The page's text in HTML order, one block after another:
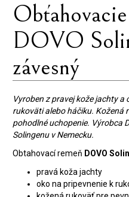
DOVO
závesný
Vyroben z pravej kože jachty a
rukoväti alebo háčiku. Kožená
pohodlné uchopenie. Výrobca
Solingenu v Nemecku.
Obtahovací remeň DOVO
pravá koža jachty
oko na pripevnenie k